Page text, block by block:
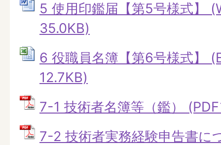
5 使用印鑑届【第5号様式】
35.0KB)
6 役職員名簿【第6号様式】
12.7KB)
7-1 技術者名簿等（鑑）
7-2 技術者実務経験申告書に